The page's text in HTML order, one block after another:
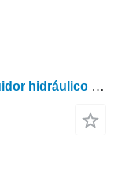
John Deere RE581524000251 distribuidor hidráulico para John Deere cosechadora de cereales